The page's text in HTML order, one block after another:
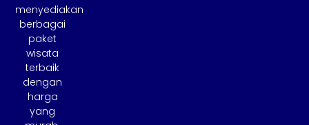
menyediakan
berbagai
paket
wisata
terbaik
dengan
harga
yang